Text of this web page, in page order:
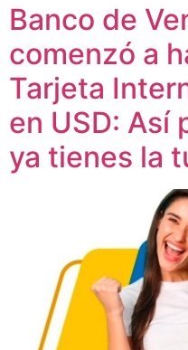
Banco de
comenzó a
Tarjeta
en USD: Así
ya tienes la